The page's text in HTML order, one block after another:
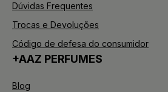
Dúvidas Frequentes
Trocas e Devoluções
Código de defesa do consumidor
+AAZ PERFUMES
Blog